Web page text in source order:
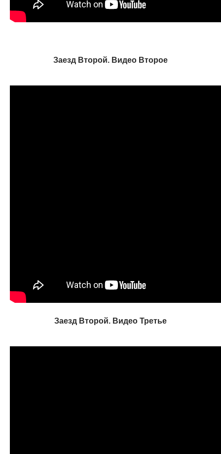
Заезд Второй. Видео Второе
Заезд Второй. Видео Третье